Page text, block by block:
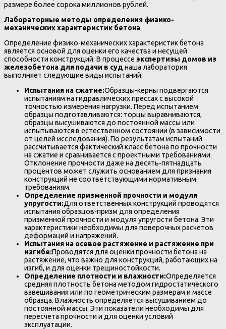
размере более сорока миллионов рублей.
Лабораторные методы определения физико-
механических характеристик бетона
Определение физико-механических характеристик бетона
является основой для оценки его качества и несущей
способности конструкций. В процессе экспертизы домов из
железобетона для подачи в суднаша лаборатория
выполняет следующие виды испытаний.
Испытания на сжатие:Образцы-керны подвергаются
испытаниям на гидравлических прессах с высокой
точностью измерения нагрузки. Перед испытанием
образцы подготавливаются: торцы выравниваются,
образцы высушиваются до постоянной массы или
испытываются в естественном состоянии (в зависимости
от целей исследования). По результатам испытаний
рассчитывается фактический класс бетона по прочности
на сжатие и сравнивается с проектными требованиями.
Отклонение прочности даже на десять-пятнадцать
процентов может служить основанием для признания
конструкций не соответствующими нормативным
требованиям.
Определение призменной прочности и модуля
упругости:Для ответственных конструкций проводятся
испытания образцов-призм для определения
призменной прочности и модуля упругости бетона. Эти
характеристики необходимы для поверочных расчетов
деформаций и напряжений.
Испытания на осевое растяжение и растяжение при
изгибе:Проводятся для оценки прочности бетона на
растяжение, что важно для конструкций, работающих на
изгиб, и для оценки трещиностойкости.
Определение плотности и влажности:Определяется
средняя плотность бетона методом гидростатического
взвешивания или по геометрическим размерам и массе
образца. Влажность определяется высушиванием до
постоянной массы. Эти показатели необходимы для
пересчета прочности и для оценки условий
эксплуатации.